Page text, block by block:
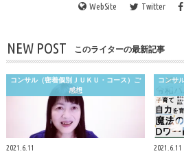
WebSite Twitter
NEW POST このライターの最新記事
コンサル（密着個別ＪＵＫＵ・コース）ご
感想
2021.6.11
コンサ
2021.6.11